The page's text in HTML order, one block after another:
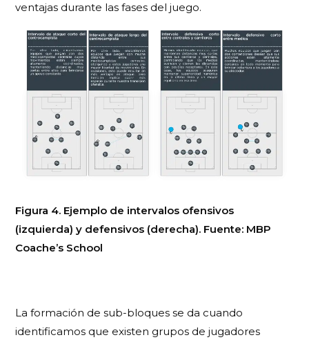
ventajas durante las fases del juego.
Figura 4. Ejemplo de intervalos ofensivos
(izquierda) y defensivos (derecha). Fuente: MBP
Coache’s School
Laformación de sub-bloquesse da cuando
identificamos que existen grupos de jugadores